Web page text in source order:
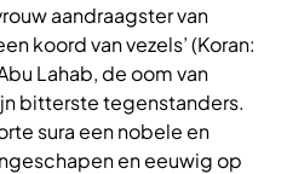
aandraagster van
koord van vezels’ (Koran:
Lahab, de oom van
bitterste tegenstanders.
sura een nobele en
en eeuwig op